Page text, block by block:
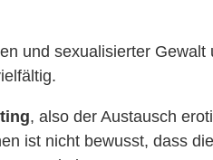
und sexualisierter Gewalt
, also der Austausch
ist nicht bewusst, dass